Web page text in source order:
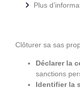
Plus
Clôturer sa sas
Déclarer la
sanctions
Identifier la